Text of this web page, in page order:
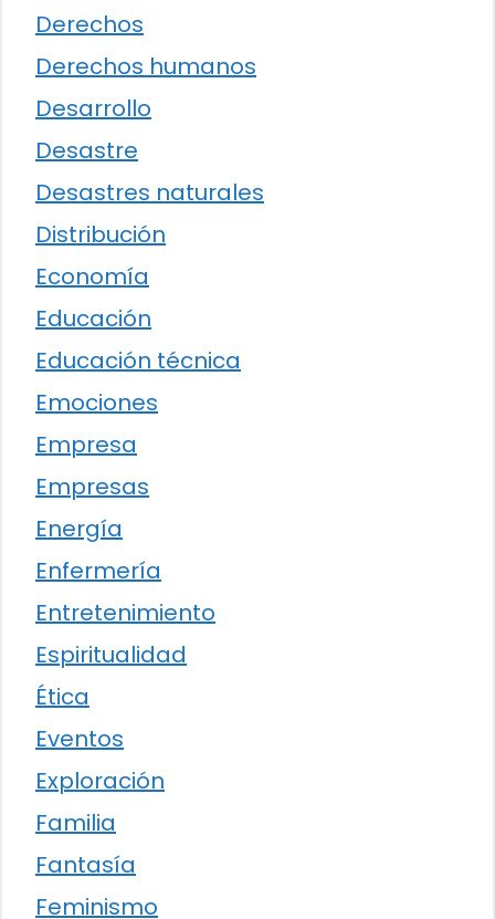
Derechos
Derechos humanos
Desarrollo
Desastre
Desastres naturales
Distribución
Economía
Educación
Educación técnica
Emociones
Empresa
Empresas
Energía
Enfermería
Entretenimiento
Espiritualidad
Ética
Eventos
Exploración
Familia
Fantasía
Feminismo